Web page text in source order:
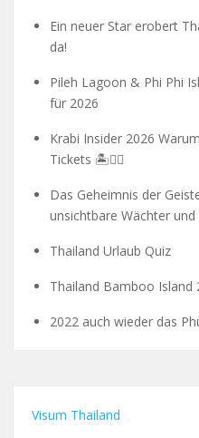
Ein neuer Star erobert
da!
Pileh Lagoon & Phi Phi
für 2026
Krabi Insider 2026
Tickets 🏝️🧗‍♂️
Das Geheimnis der
unsichtbare Wächter
Thailand Urlaub Quiz
Thailand Bamboo Island
2022 auch wieder das
Visum Thailand